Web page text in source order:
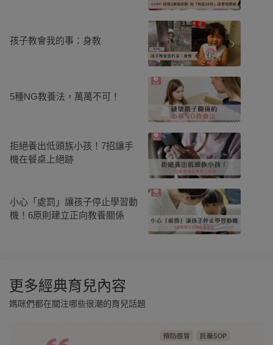
孩子教會我的事：身教
5種NG教養法，萬萬不可！
拒絕養出低頭族小孩！7招讓手
機在餐桌上絕跡
小心「處罰」讓孩子停止學習動
機！6原則建立正向教養關係
更多經典育兒內容
媽咪們都在關注哪些很潮的育兒話題